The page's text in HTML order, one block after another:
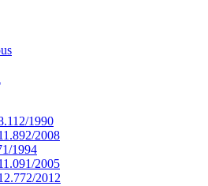
1990
2008
1994
2005
2012